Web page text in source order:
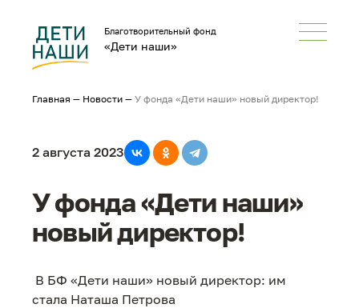
Благотворительный фонд
«Дети наши»
Главная — Новости — У фонда «Дети наши» новый директор!
2 августа 2023
У фонда «Дети наши»
новый директор!
В БФ «Дети наши» новый директор: им
стала Наташа Петрова